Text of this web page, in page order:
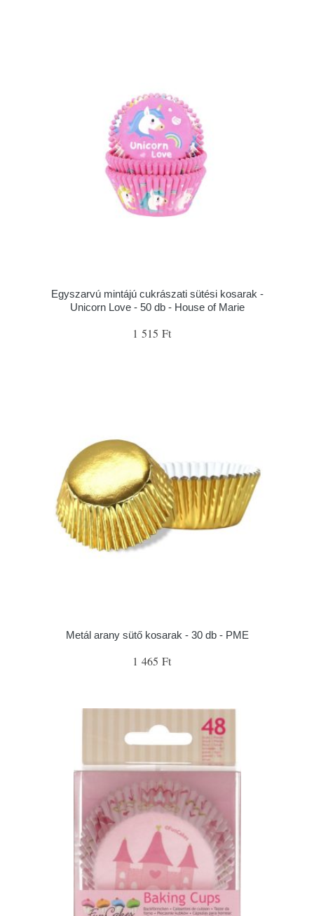
Egyszarvú mintájú cukrászati sütési kosarak -
Unicorn Love - 50 db - House of Marie
1 515 Ft
Metál arany sütő kosarak - 30 db - PME
1 465 Ft